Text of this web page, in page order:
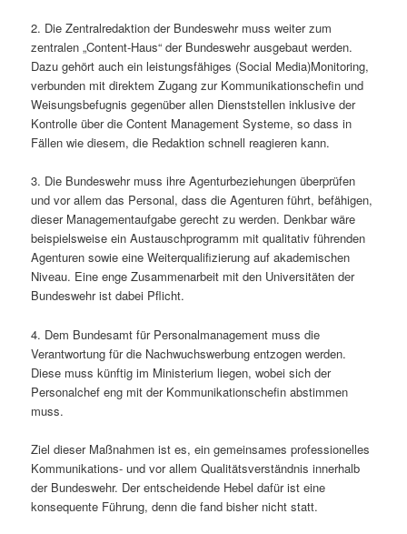
2. Die Zentralredaktion der Bundeswehr muss weiter zum
zentralen „Content-Haus“ der Bundeswehr ausgebaut werden.
Dazu gehört auch ein leistungsfähiges (Social Media)Monitoring,
verbunden mit direktem Zugang zur Kommunikationschefin und
Weisungsbefugnis gegenüber allen Dienststellen inklusive der
Kontrolle über die Content Management Systeme, so dass in
Fällen wie diesem, die Redaktion schnell reagieren kann.
3. Die Bundeswehr muss ihre Agenturbeziehungen überprüfen
und vor allem das Personal, dass die Agenturen führt, befähigen,
dieser Managementaufgabe gerecht zu werden. Denkbar wäre
beispielsweise ein Austauschprogramm mit qualitativ führenden
Agenturen sowie eine Weiterqualifizierung auf akademischen
Niveau. Eine enge Zusammenarbeit mit den Universitäten der
Bundeswehr ist dabei Pflicht.
4. Dem Bundesamt für Personalmanagement muss die
Verantwortung für die Nachwuchswerbung entzogen werden.
Diese muss künftig im Ministerium liegen, wobei sich der
Personalchef eng mit der Kommunikationschefin abstimmen
muss.
Ziel dieser Maßnahmen ist es, ein gemeinsames professionelles
Kommunikations- und vor allem Qualitätsverständnis innerhalb
der Bundeswehr. Der entscheidende Hebel dafür ist eine
konsequente Führung, denn die fand bisher nicht statt.